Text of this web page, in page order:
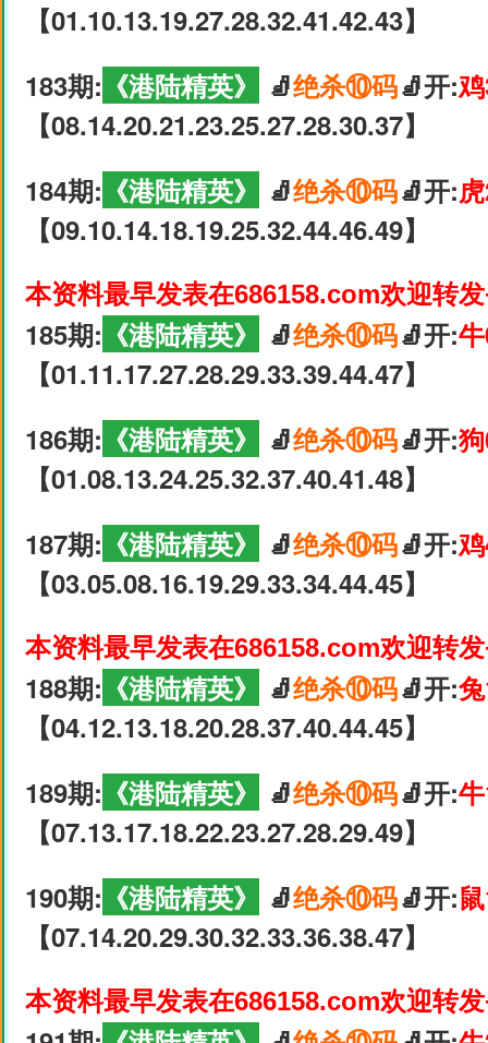
【01.10.13.19.27.28.32.41.42.43】
183期: 《港陆精英》 🧦绝杀⑩码🧦开:
【08.14.20.21.23.25.27.28.30.37】
184期: 《港陆精英》 🧦绝杀⑩码🧦开:
【09.10.14.18.19.25.32.44.46.49】
本资料最早发表在686158.com欢迎转
185期: 《港陆精英》 🧦绝杀⑩码🧦开:
【01.11.17.27.28.29.33.39.44.47】
186期: 《港陆精英》 🧦绝杀⑩码🧦开:
【01.08.13.24.25.32.37.40.41.48】
187期: 《港陆精英》 🧦绝杀⑩码🧦开:
【03.05.08.16.19.29.33.34.44.45】
本资料最早发表在686158.com欢迎转
188期: 《港陆精英》 🧦绝杀⑩码🧦开:
【04.12.13.18.20.28.37.40.44.45】
189期: 《港陆精英》 🧦绝杀⑩码🧦开:
【07.13.17.18.22.23.27.28.29.49】
190期: 《港陆精英》 🧦绝杀⑩码🧦开:
【07.14.20.29.30.32.33.36.38.47】
本资料最早发表在686158.com欢迎转